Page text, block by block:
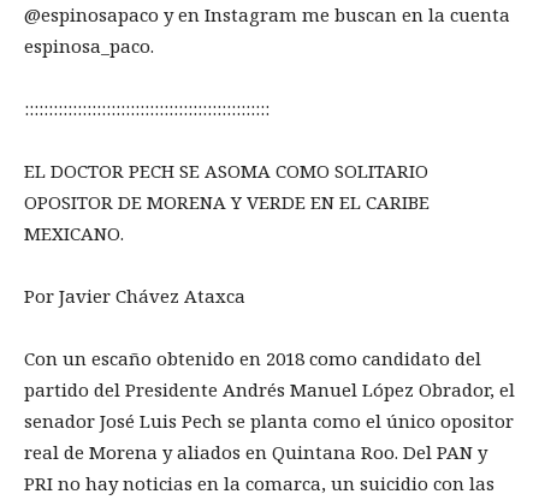
@espinosapaco y en Instagram me buscan en la cuenta
espinosa_paco.
:::::::::::::::::::::::::::::::::::::::::::::::::::
EL DOCTOR PECH SE ASOMA COMO SOLITARIO
OPOSITOR DE MORENA Y VERDE EN EL CARIBE
MEXICANO.
Por Javier Chávez Ataxca
Con un escaño obtenido en 2018 como candidato del
partido del Presidente Andrés Manuel López Obrador, el
senador José Luis Pech se planta como el único opositor
real de Morena y aliados en Quintana Roo. Del PAN y
PRI no hay noticias en la comarca, un suicidio con las